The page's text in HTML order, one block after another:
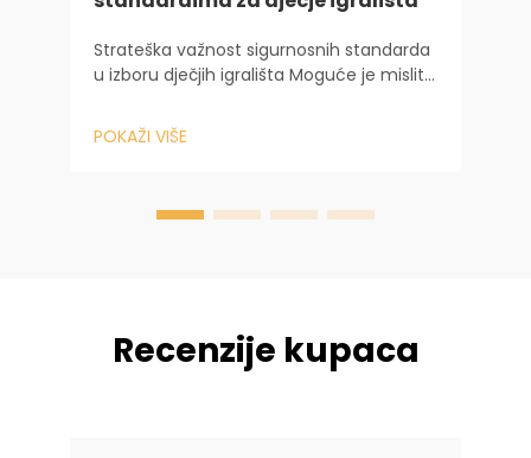
Strateška važnost sigurnosnih standarda
u izboru dječjih igrališta Moguće je misliti
jednostavne estetske stvari. Međutim, to
je pitanje osnovnog razvoja djeteta i
POKAŽI VIŠE
Recenzije kupaca